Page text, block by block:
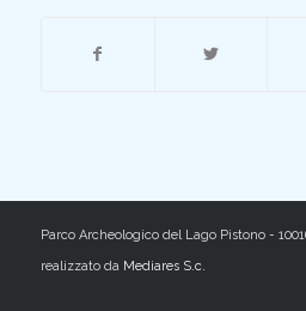
Parco Archeologico del Lago Pistono -
realizzato da Mediares S.c.